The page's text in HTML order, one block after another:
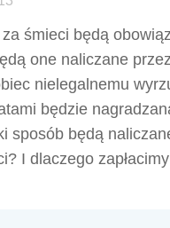
za śmieci będą
one naliczane
nielegalnemu
będzie
sposób będą
I dlaczego